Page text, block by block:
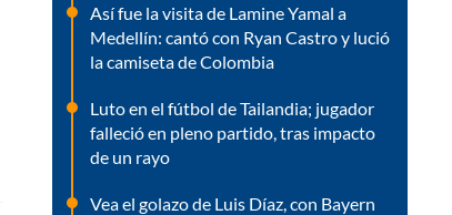
Así fue la visita de Lamine Yamal a
Medellín: cantó con Ryan Castro y lució
la camiseta de Colombia
Luto en el fútbol de Tailandia; jugador
falleció en pleno partido, tras impacto
de un rayo
Vea el golazo de Luis Díaz, con Bayern